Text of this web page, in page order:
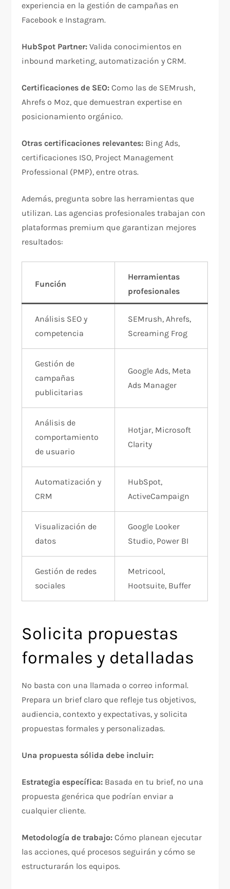
experiencia en la gestión de campañas en
Facebook e Instagram.​
HubSpot Partner: Valida conocimientos en
inbound marketing, automatización y CRM.​
Certificaciones de SEO: Como las de SEMrush,
Ahrefs o Moz, que demuestran expertise en
posicionamiento orgánico.​
Otras certificaciones relevantes: Bing Ads,
certificaciones ISO, Project Management
Professional (PMP), entre otras.​
Además, pregunta sobre las herramientas que
utilizan. Las agencias profesionales trabajan con
plataformas premium que garantizan mejores
resultados:​
Función
Herramientas
profesionales
Análisis SEO y
competencia
SEMrush, Ahrefs,
Screaming Frog​
Gestión de
campañas
publicitarias
Google Ads, Meta
Ads Manager​
Análisis de
comportamiento
de usuario
Hotjar, Microsoft
Clarity​
Automatización y
CRM
HubSpot,
ActiveCampaign​
Visualización de
datos
Google Looker
Studio, Power BI​
Gestión de redes
sociales
Metricool,
Hootsuite, Buffer​
Solicita propuestas
formales y detalladas
No basta con una llamada o correo informal.
Prepara un brief claro que refleje tus objetivos,
audiencia, contexto y expectativas, y solicita
propuestas formales y personalizadas.​
Una propuesta sólida debe incluir:
Estrategia específica: Basada en tu brief, no una
propuesta genérica que podrían enviar a
cualquier cliente.​
Metodología de trabajo: Cómo planean ejecutar
las acciones, qué procesos seguirán y cómo se
estructurarán los equipos.​